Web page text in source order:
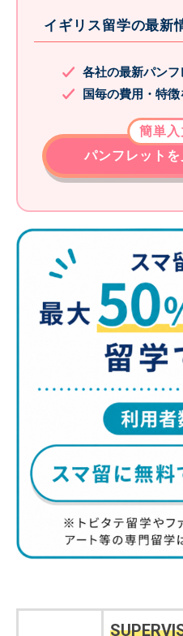
イギリス留学の最新
各社の最新パン
国毎の費用・特
パンフレットを
簡単